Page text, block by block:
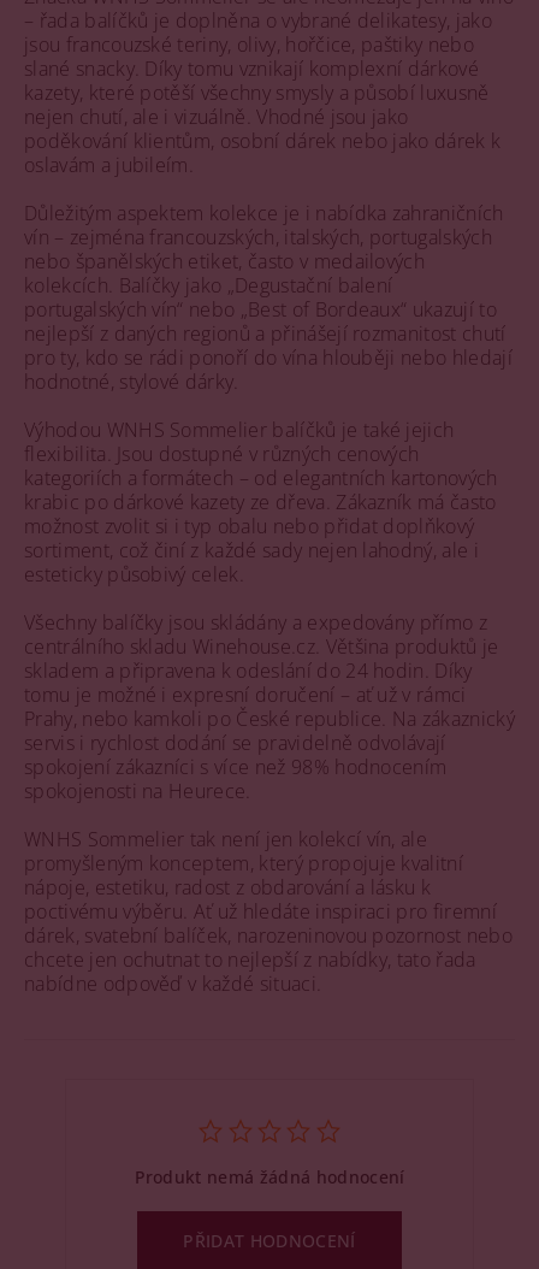
– řada balíčků je doplněna o vybrané delikatesy, jako
jsou francouzské teriny, olivy, hořčice, paštiky nebo
slané snacky. Díky tomu vznikají komplexní dárkové
kazety, které potěší všechny smysly a působí luxusně
nejen chutí, ale i vizuálně. Vhodné jsou jako
poděkování klientům, osobní dárek nebo jako dárek k
oslavám a jubileím.
Důležitým aspektem kolekce je i nabídka zahraničních
vín – zejména francouzských, italských, portugalských
nebo španělských etiket, často v medailových
kolekcích. Balíčky jako „Degustační balení
portugalských vín“ nebo „Best of Bordeaux“ ukazují to
nejlepší z daných regionů a přinášejí rozmanitost chutí
pro ty, kdo se rádi ponoří do vína hlouběji nebo hledají
hodnotné, stylové dárky.
Výhodou WNHS Sommelier balíčků je také jejich
flexibilita. Jsou dostupné v různých cenových
kategoriích a formátech – od elegantních kartonových
krabic po dárkové kazety ze dřeva. Zákazník má často
možnost zvolit si i typ obalu nebo přidat doplňkový
sortiment, což činí z každé sady nejen lahodný, ale i
esteticky působivý celek.
Všechny balíčky jsou skládány a expedovány přímo z
centrálního skladu Winehouse.cz. Většina produktů je
skladem a připravena k odeslání do 24 hodin. Díky
tomu je možné i expresní doručení – ať už v rámci
Prahy, nebo kamkoli po České republice. Na zákaznický
servis i rychlost dodání se pravidelně odvolávají
spokojení zákazníci s více než 98% hodnocením
spokojenosti na Heurece.
WNHS Sommelier tak není jen kolekcí vín, ale
promyšleným konceptem, který propojuje kvalitní
nápoje, estetiku, radost z obdarování a lásku k
poctivému výběru. Ať už hledáte inspiraci pro firemní
dárek, svatební balíček, narozeninovou pozornost nebo
chcete jen ochutnat to nejlepší z nabídky, tato řada
nabídne odpověď v každé situaci.
Produkt nemá žádná hodnocení
PŘIDAT HODNOCENÍ